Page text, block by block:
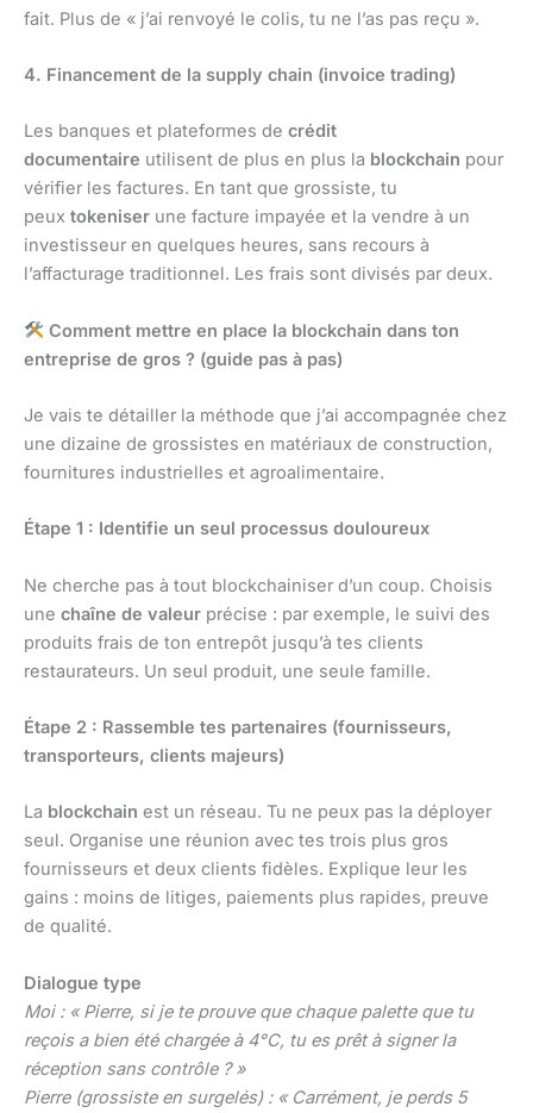
fait. Plus de « j’ai renvoyé le colis, tu ne l’as pas reçu ».
4. Financement de la supply chain (invoice trading)
Les banques et plateformes de crédit
documentaire utilisent de plus en plus la blockchain pour
vérifier les factures. En tant que grossiste, tu
peux tokeniser une facture impayée et la vendre à un
investisseur en quelques heures, sans recours à
l’affacturage traditionnel. Les frais sont divisés par deux.
Comment mettre en place la blockchain dans ton
entreprise de gros ? (guide pas à pas)
Je vais te détailler la méthode que j’ai accompagnée chez
une dizaine de grossistes en matériaux de construction,
fournitures industrielles et agroalimentaire.
Étape 1 : Identifie un seul processus douloureux
Ne cherche pas à tout blockchainiser d’un coup. Choisis
une chaîne de valeur précise : par exemple, le suivi des
produits frais de ton entrepôt jusqu’à tes clients
restaurateurs. Un seul produit, une seule famille.
Étape 2 : Rassemble tes partenaires (fournisseurs,
transporteurs, clients majeurs)
La blockchain est un réseau. Tu ne peux pas la déployer
seul. Organise une réunion avec tes trois plus gros
fournisseurs et deux clients fidèles. Explique leur les
gains : moins de litiges, paiements plus rapides, preuve
de qualité.
Dialogue type
Moi : « Pierre, si je te prouve que chaque palette que tu
reçois a bien été chargée à 4°C, tu es prêt à signer la
réception sans contrôle ? »
Pierre (grossiste en surgelés) : « Carrément, je perds 5